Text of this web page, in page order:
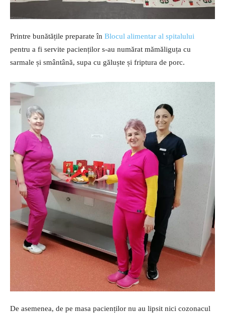
Printre bunătățile preparate în Blocul alimentar al spitalului
pentru a fi servite pacienților s-au numărat mămăliguța cu
sarmale și smântână, supa cu găluște și friptura de porc.
De asemenea, de pe masa pacienților nu au lipsit nici cozonacul